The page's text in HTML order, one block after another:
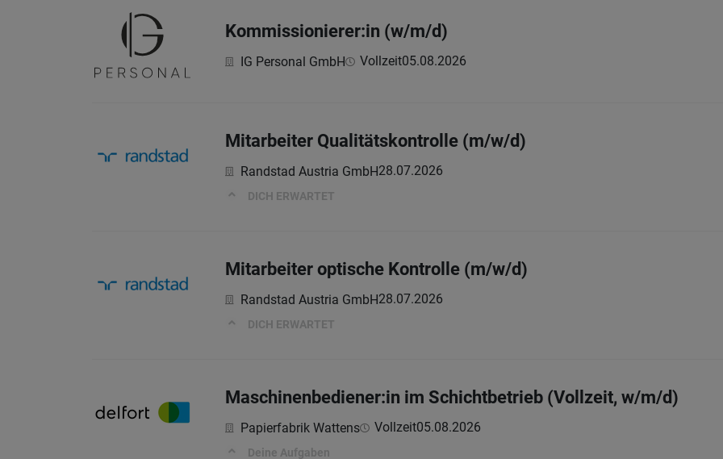
Kommissionierer:in (w/m/d)
IG Personal GmbH Vollzeit05.08.2026
Mitarbeiter Qualitätskontrolle (m/w/d)
Randstad Austria GmbH28.07.2026
DICH ERWARTET
Mitarbeiter optische Kontrolle (m/w/d)
Randstad Austria GmbH28.07.2026
DICH ERWARTET
Maschinenbediener:in im Schichtbetrieb (Vollzeit, w/m/d)
Papierfabrik Wattens Vollzeit05.08.2026
Deine Aufgaben